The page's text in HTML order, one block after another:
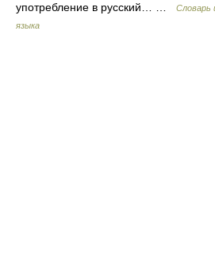
употребление в русский… …
Словарь
языка